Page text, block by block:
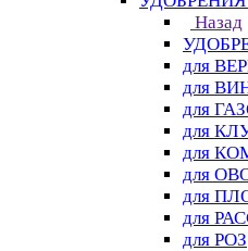
Назад
для
для
для
для
для
для
для
для
для РОЗ